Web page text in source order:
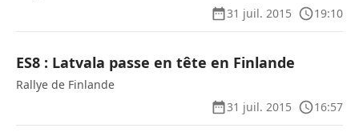
31 juil. 2015
19:10
ES8 : Latvala passe en tête en Finlande
Rallye de Finlande
31 juil. 2015
16:57